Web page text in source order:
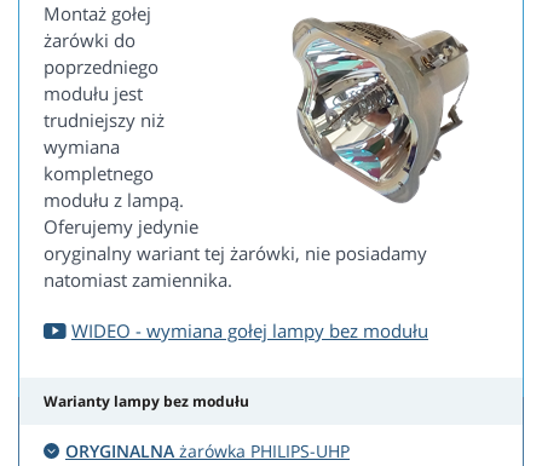
Montaż gołej
żarówki do
poprzedniego
modułu jest
trudniejszy niż
wymiana
kompletnego
modułu z lampą.
Oferujemy jedynie
oryginalny wariant tej żarówki, nie posiadamy
natomiast zamiennika.
WIDEO - wymiana gołej lampy bez modułu
Warianty lampy bez modułu
ORYGINALNA żarówka PHILIPS-UHP